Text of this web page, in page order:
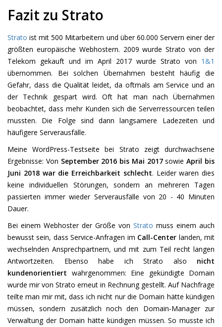
Fazit zu Strato
Strato ist mit 500 Mitarbeitern und über 60.000 Servern einer der
größten europäische Webhostern. 2009 wurde Strato von der
Telekom gekauft und im April 2017 wurde Strato von 1&1
übernommen. Bei solchen Übernahmen besteht häufig die
Gefahr, dass die Qualität leidet, da oftmals am Service und an
der Technik gespart wird. Oft hat man nach Übernahmen
beobachtet, dass mehr Kunden sich die Serverressourcen teilen
mussten. Die Folge sind dann langsamere Ladezeiten und
häufigere Serverausfälle.
Meine WordPress-Testseite bei Strato zeigt durchwachsene
Ergebnisse: Von September 2016 bis Mai 2017sowieApril bis
Juni 2018 war die Erreichbarkeit schlecht. Leider waren dies
keine individuellen Störungen, sondern an mehreren Tagen
passierten immer wieder Serverausfälle von 20 - 40 Minuten
Dauer.
Bei einem Webhoster der Größe von Strato muss einem auch
bewusst sein, dass Service-Anfragen im Call-Center landen, mit
wechselnden Ansprechpartnern, und mit zum Teil recht langen
Antwortzeiten. Ebenso habe ich Strato also nicht
kundenorientiert wahrgenommen: Eine gekündigte Domain
wurde mir von Strato erneut in Rechnung gestellt. Auf Nachfrage
teilte man mir mit, dass ich nicht nur die Domain hätte kündigen
müssen, sondern zusätzlich noch den Domain-Manager zur
Verwaltung der Domain hätte kündigen müssen. So musste ich